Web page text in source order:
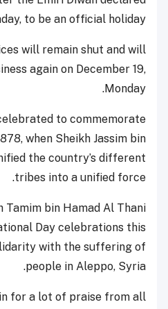
to be an official holiday.
will remain shut and will
again on December 19,
Monday.
to commemorate
when Sheikh Jassim bin
the country’s different
tribes into a unified force.
Tamim bin Hamad Al Thani
Day celebrations this
with the suffering of
people in Aleppo, Syria.
for a lot of praise from all